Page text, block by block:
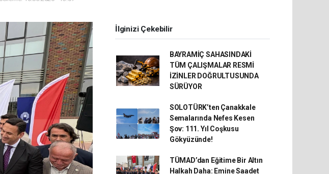
İlginizi Çekebilir
BAYRAMİÇ SAHASINDAKİ
TÜM ÇALIŞMALAR RESMİ
İZİNLER DOĞRULTUSUNDA
SÜRÜYOR
SOLOTÜRK’ten Çanakkale
Semalarında Nefes Kesen
Şov: 111. Yıl Coşkusu
Gökyüzünde!
TÜMAD’dan Eğitime Bir Altın
Halkah Daha: Emine Saadet